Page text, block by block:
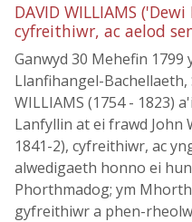
DAVID WILLIAMS
cyfreithiwr, ac aelod
Ganwyd 30 Mehefin 1799
Llanfihangel-
WILLIAMS (1754 - 1823)
Lanfyllin at ei frawd John
1841-2), cyfreithiwr, ac
alwedigaeth honno ei
Phorthmadog; ym
gyfreithiwr a phen-